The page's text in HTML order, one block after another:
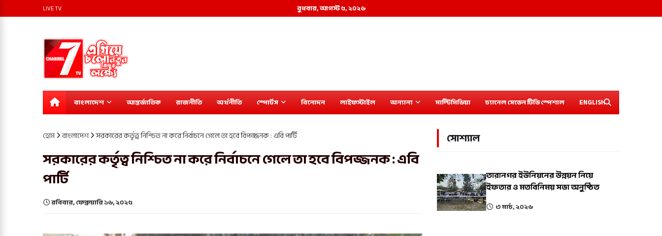
বুধবার, আগস্ট ৫, ২০২৬
LIVE TV
বাংলাদেশ আন্তর্জাতিক রাজনীতি অর্থনীতি স্পোর্টস বিনোদন লাইফস্টাইল অন্যান্য মাল্টিমিডিয়া চ্যানেল সেভেন টিভি স্পেশাল ENGLISH
হোম বাংলাদেশ সরকারের কর্তৃত্ব নিশ্চিত না করে নির্বাচনে গেলে তা হবে বিপজ্জনক : এবি পার্টি
সরকারের কর্তৃত্ব নিশ্চিত না করে নির্বাচনে গেলে তা হবে বিপজ্জনক : এবি
পার্টি
রবিবার, ফেব্রুয়ারি ১৬, ২০২৫
সোশ্যাল
তারানগর ইউনিয়নের উন্নয়ন নিয়ে
ইফতার ও মতবিনিময় সভা অনুষ্ঠিত
৩ মার্চ, ২০২৬